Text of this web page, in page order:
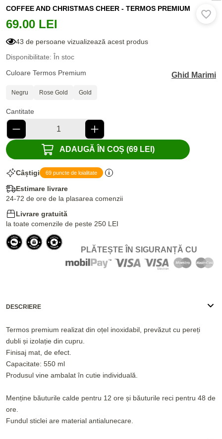
COFFEE AND CHRISTMAS CHEER - TERMOS PREMIUM
69.00 LEI
43 de persoane vizualizează acest produs
Disponibilitate: În stoc
Culoare Termos Premium
Ghid Marimi
Negru Rose Gold Gold
Cantitate
ADAUGĂ ÎN COȘ (69 LEI)
Câștigi 69 puncte de loialitate
Estimare livrare
24-72 de ore de la plasarea comenzii
Livrare gratuită
la toate comenzile de peste 250 LEI
PLĂTEȘTE ÎN SIGURANȚĂ CU
DESCRIERE
Termos premium realizat din oțel inoxidabil, prevăzut cu pereți
dubli și izolație din cupru.
Finisaj mat, de efect.
Capacitate: 550 ml
Produsul vine ambalat în cutie individuală.
Menține băuturile calde pentru 12 ore și băuturile reci pentru 48 de
ore.
Fundul sticlei are material antialunecare.